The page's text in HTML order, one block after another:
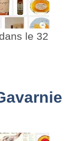
dans le 32